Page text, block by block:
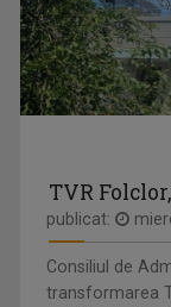
TVR
publicat:
Consiliul de
transformarea